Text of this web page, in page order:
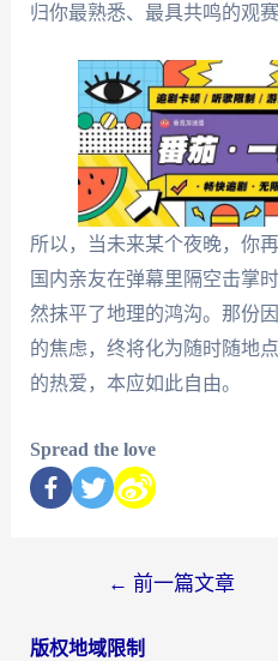
归你最熟悉、最具共鸣的观赛
所以，当未来某个夜晚，你
国内亲友在弹幕里隔空击掌
然抹平了地理的鸿沟。那份
的焦虑，终将化为随时随地
的热爱，本应如此自由。
Spread the love
← 前一篇文章
版权地域限制